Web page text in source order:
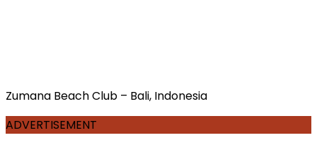
Zumana Beach Club – Bali, Indonesia
ADVERTISEMENT